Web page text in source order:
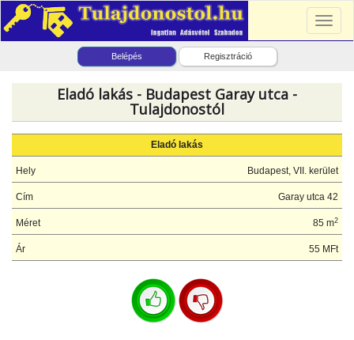
Belépés Regisztráció
Eladó lakás - Budapest Garay utca -
Tulajdonostól
Eladó lakás
Hely Budapest, VII. kerület
Cím Garay utca 42
Méret 85 m2
Ár 55 MFt